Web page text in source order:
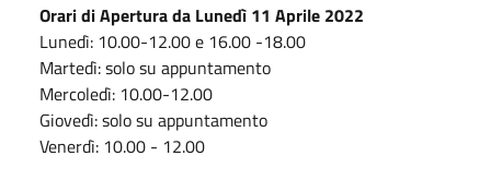
Orari di Apertura da Lunedì 11 Aprile 2022
Lunedì: 10.00-12.00 e 16.00 -18.00
Martedì: solo su appuntamento
Mercoledì: 10.00-12.00
Giovedì: solo su appuntamento
Venerdì: 10.00 - 12.00